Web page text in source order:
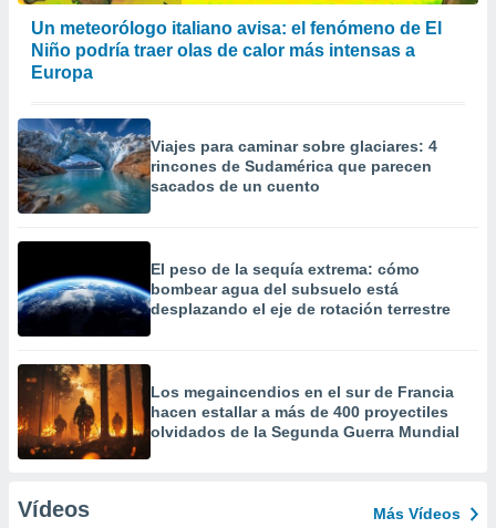
Un meteorólogo italiano avisa: el fenómeno de El
Niño podría traer olas de calor más intensas a
Europa
Viajes para caminar sobre glaciares: 4
rincones de Sudamérica que parecen
sacados de un cuento
El peso de la sequía extrema: cómo
bombear agua del subsuelo está
desplazando el eje de rotación terrestre
Los megaincendios en el sur de Francia
hacen estallar a más de 400 proyectiles
olvidados de la Segunda Guerra Mundial
Vídeos Más Vídeos